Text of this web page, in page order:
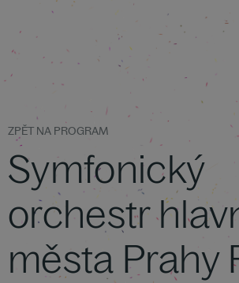
ZPĚT NA PROGRAM
Symfonický
orchestr
města Prahy